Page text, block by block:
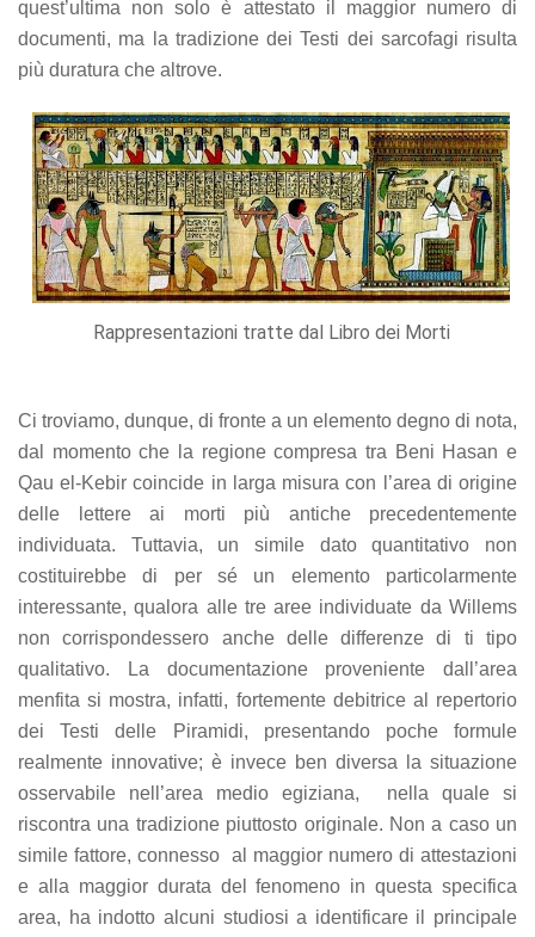
quest’ultima non solo è attestato il maggior numero di
documenti, ma la tradizione dei Testi dei sarcofagi risulta
più duratura che altrove.
Rappresentazioni tratte dal Libro dei Morti
Ci troviamo, dunque, di fronte a un elemento degno di nota,
dal momento che la regione compresa tra Beni Hasan e
Qau el-Kebir coincide in larga misura con l’area di origine
delle lettere ai morti più antiche precedentemente
individuata. Tuttavia, un simile dato quantitativo non
costituirebbe di per sé un elemento particolarmente
interessante, qualora alle tre aree individuate da Willems
non corrispondessero anche delle differenze di ti tipo
qualitativo. La documentazione proveniente dall’area
menfita si mostra, infatti, fortemente debitrice al repertorio
dei Testi delle Piramidi, presentando poche formule
realmente innovative; è invece ben diversa la situazione
osservabile nell’area medio egiziana, nella quale si
riscontra una tradizione piuttosto originale. Non a caso un
simile fattore, connesso al maggior numero di attestazioni
e alla maggior durata del fenomeno in questa specifica
area, ha indotto alcuni studiosi a identificare il principale